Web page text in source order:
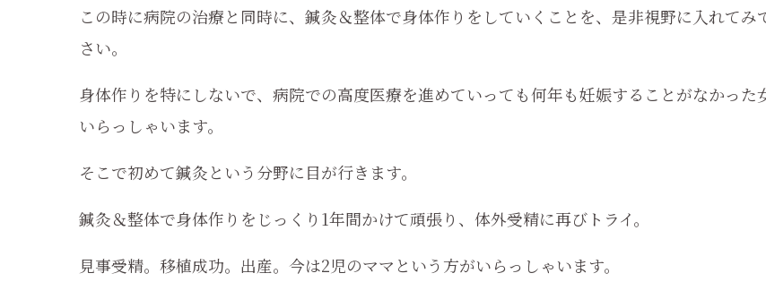
この時に病院の治療と同時に、鍼灸＆整体で身体作りをしていくことを、是非視野に入れてみ
さい。
身体作りを特にしないで、病院での高度医療を進めていっても何年も妊娠することがなかった
いらっしゃいます。
そこで初めて鍼灸という分野に目が行きます。
鍼灸＆整体で身体作りをじっくり1年間かけて頑張り、体外受精に再びトライ。
見事受精。移植成功。出産。今は2児のママという方がいらっしゃいます。